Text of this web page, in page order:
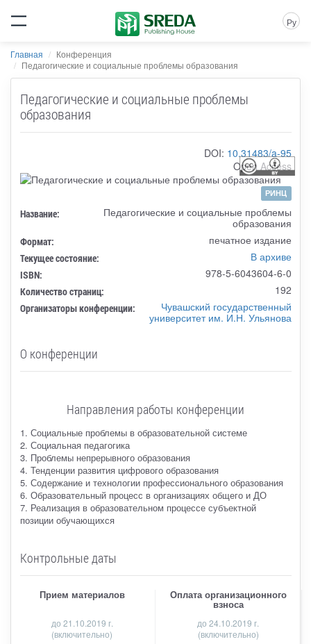
Ру
Главная
Конференция
Педагогические и социальные проблемы образования
Педагогические и социальные проблемы
образования
DOI: 10.31483/a-95
Open Access
РИНЦ
Название:
Педагогические и социальные проблемы
образования
Формат: печатное издание
Текущее состояние: В архиве
ISBN: 978-5-6043604-6-0
Количество страниц: 192
Организаторы конференции:
Чувашский государственный
университет им. И.Н. Ульянова
О конференции
Направления работы конференции
1. Социальные проблемы в образовательной системе
2. Социальная педагогика
3. Проблемы непрерывного образования
4. Тенденции развития цифрового образования
5. Содержание и технологии профессионального образования
6. Образовательный процесс в организациях общего и ДО
7. Реализация в образовательном процессе субъектной
позиции обучающихся
Контрольные даты
Прием материалов
до 21.10.2019 г.
(включительно)
Оплата организационного
взноса
до 24.10.2019 г.
(включительно)